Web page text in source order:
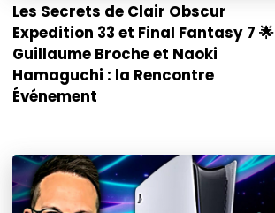
Les Secrets de Clair Obscur
Expedition 33 et Final Fantasy 7 🌟
Guillaume Broche et Naoki
Hamaguchi : la Rencontre
Événement